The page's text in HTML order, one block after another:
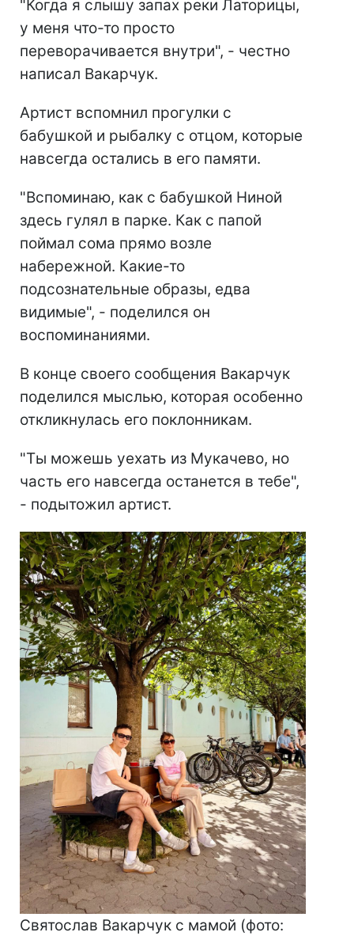
"Когда я слышу запах реки Латорицы,
у меня что-то просто
переворачивается внутри", - честно
написал Вакарчук.
Артист вспомнил прогулки с
бабушкой и рыбалку с отцом, которые
навсегда остались в его памяти.
"Вспоминаю, как с бабушкой Ниной
здесь гулял в парке. Как с папой
поймал сома прямо возле
набережной. Какие-то
подсознательные образы, едва
видимые", - поделился он
воспоминаниями.
В конце своего сообщения Вакарчук
поделился мыслью, которая особенно
откликнулась его поклонникам.
"Ты можешь уехать из Мукачево, но
часть его навсегда останется в тебе",
- подытожил артист.
Святослав Вакарчук с мамой (фото: